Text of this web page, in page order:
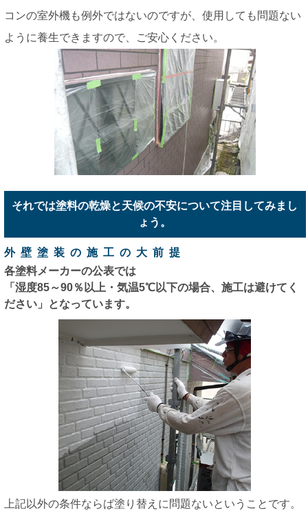
コンの室外機も例外ではないのですが、使用しても問題ない
ように養生できますので、ご安心ください。
それでは塗料の乾燥と天候の不安について注目してみまし
ょう。
外壁塗装の施工の大前提
各塗料メーカーの公表では
「湿度85～90％以上・気温5℃以下の場合、施工は避けてく
ださい」となっています。
上記以外の条件ならば塗り替えに問題ないということです。